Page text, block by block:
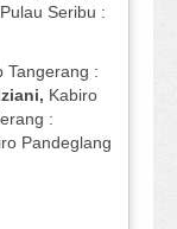
Seribu :
Tangerang :
Kabiro
:
Pandeglang